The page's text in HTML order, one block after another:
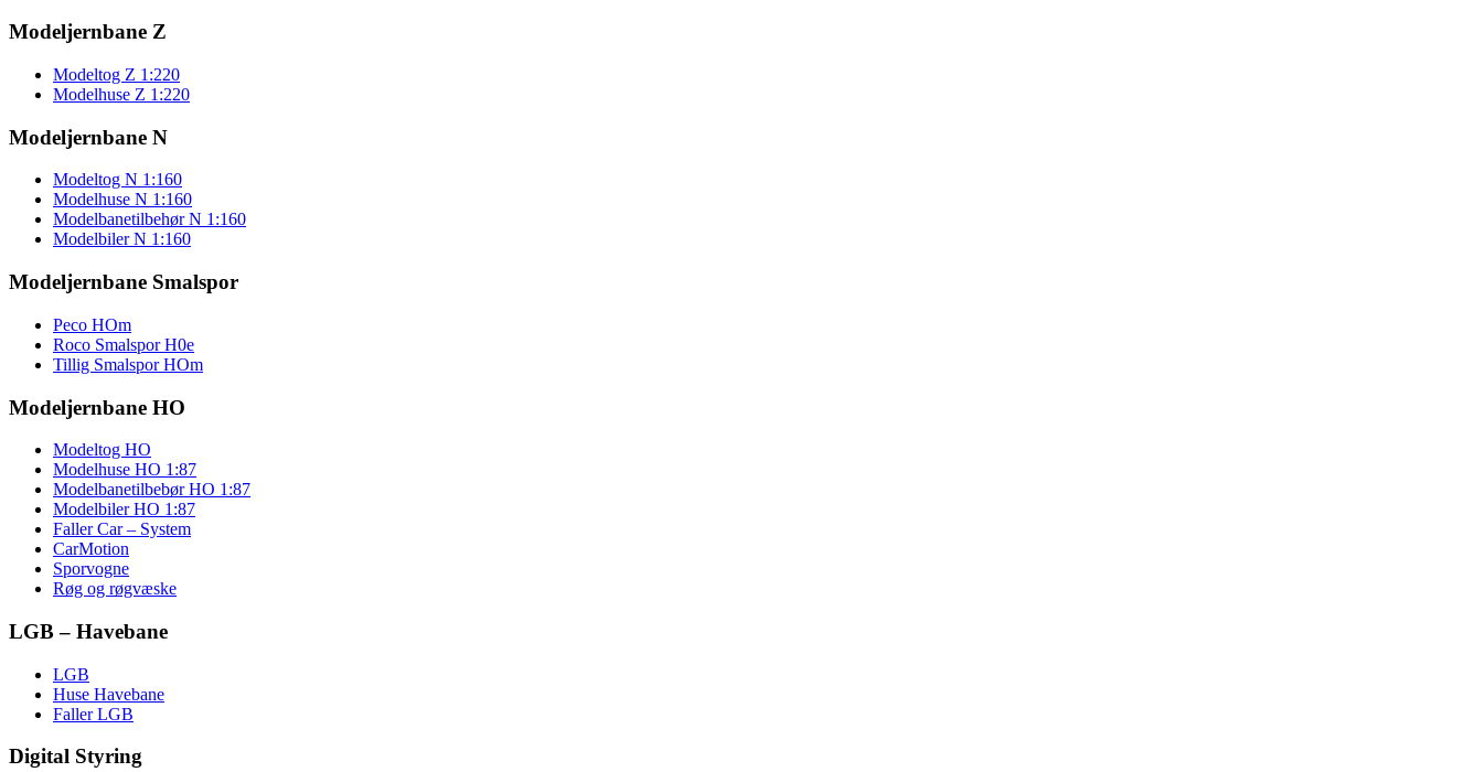
Modeljernbane Z
Modeltog Z 1:220
Modelhuse Z 1:220
Modeljernbane N
Modeltog N 1:160
Modelhuse N 1:160
Modelbanetilbehør N 1:160
Modelbiler N 1:160
Modeljernbane Smalspor
Peco HOm
Roco Smalspor H0e
Tillig Smalspor HOm
Modeljernbane HO
Modeltog HO
Modelhuse HO 1:87
Modelbanetilbebør HO 1:87
Modelbiler HO 1:87
Faller Car – System
CarMotion
Sporvogne
Røg og røgvæske
LGB – Havebane
LGB
Huse Havebane
Faller LGB
Digital Styring